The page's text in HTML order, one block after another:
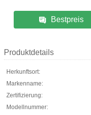
Bestpreis
Produktdetails
Herkunftsort:
Markenname:
Zertifizierung:
Modellnummer: